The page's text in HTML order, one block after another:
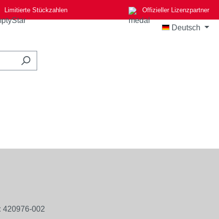
Limitierte Stückzahlen Offizieller Lizenzpartner
Deutsch
420976-002